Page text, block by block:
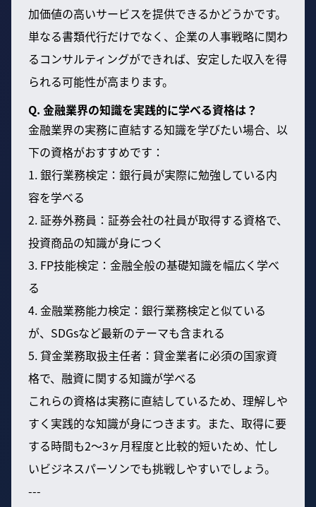
加価値の高いサービスを提供できるかどうかです。
単なる書類代行だけでなく、企業の人事戦略に関わ
るコンサルティングができれば、安定した収入を得
られる可能性が高まります。
Q. 金融業界の知識を実践的に学べる資格は？
金融業界の実務に直結する知識を学びたい場合、以
下の資格がおすすめです：
1. 銀行業務検定：銀行員が実際に勉強している内
容を学べる
2. 証券外務員：証券会社の社員が取得する資格で、
投資商品の知識が身につく
3. FP技能検定：金融全般の基礎知識を幅広く学べ
る
4. 金融業務能力検定：銀行業務検定と似ている
が、SDGsなど最新のテーマも含まれる
5. 貸金業務取扱主任者：貸金業者に必須の国家資
格で、融資に関する知識が学べる
これらの資格は実務に直結しているため、理解しや
すく実践的な知識が身につきます。また、取得に要
する時間も2〜3ヶ月程度と比較的短いため、忙し
いビジネスパーソンでも挑戦しやすいでしょう。
---